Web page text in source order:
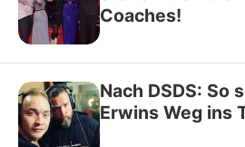
Coaches!
Nach DSDS: So
Erwins Weg ins